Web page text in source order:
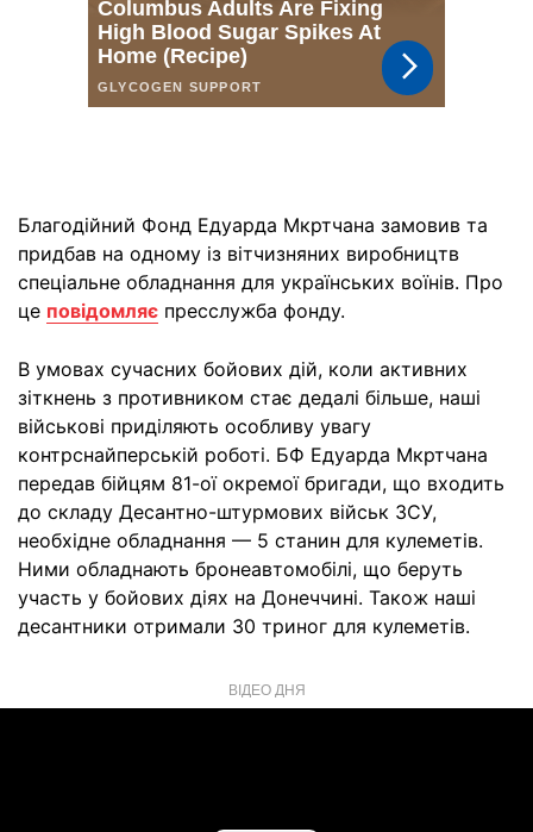
Благодійний Фонд Едуарда Мкртчана замовив та
придбав на одному із вітчизняних виробництв
спеціальне обладнання для українських воїнів. Про
це повідомляє пресслужба фонду.
В умовах сучасних бойових дій, коли активних
зіткнень з противником стає дедалі більше, наші
військові приділяють особливу увагу
контрснайперській роботі. БФ Едуарда Мкртчана
передав бійцям 81-ої окремої бригади, що входить
до складу Десантно-штурмових військ ЗСУ,
необхідне обладнання — 5 станин для кулеметів.
Ними обладнають бронеавтомобілі, що беруть
участь у бойових діях на Донеччині. Також наші
десантники отримали 30 триног для кулеметів.
ВІДЕО ДНЯ